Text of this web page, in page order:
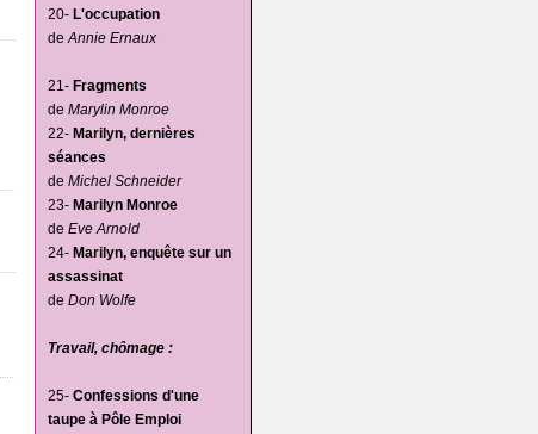
20- L'occupation
deAnnie Ernaux
21- Fragments
de Marylin Monroe
22- Marilyn, dernières
séances
de Michel Schneider
23- Marilyn Monroe
de Eve Arnold
24- Marilyn, enquête sur un
assassinat
de Don Wolfe
Travail, chômage :
25- Confessions d'une
taupe à Pôle Emploi